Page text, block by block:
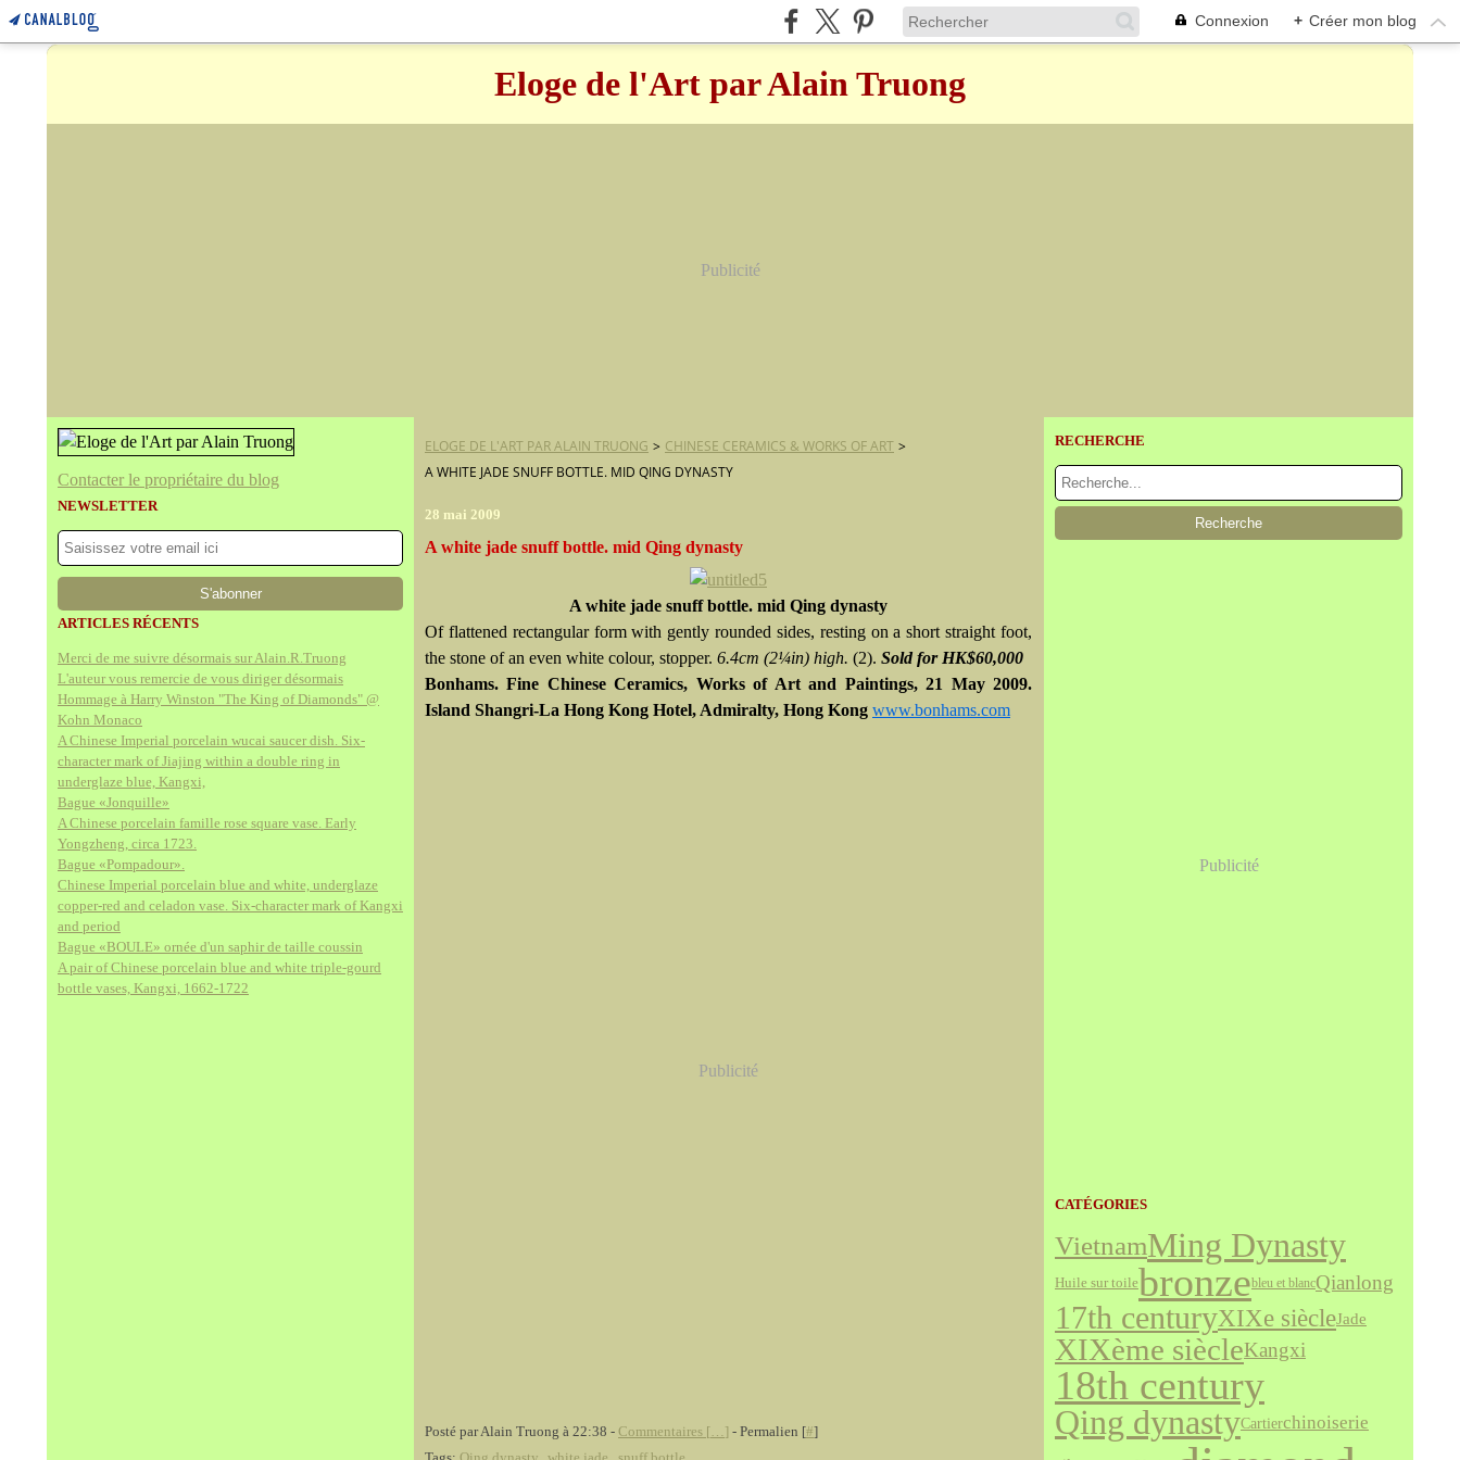
Connexion + Créer mon blog
Eloge de l'Art par Alain Truong
Publicité
Contacter le propriétaire du blog
NEWSLETTER
ARTICLES RÉCENTS
Merci de me suivre désormais sur Alain.R.Truong
L'auteur vous remercie de vous diriger désormais
Hommage à Harry Winston "The King of Diamonds" @
Kohn Monaco
A Chinese Imperial porcelain wucai saucer dish. Six-
character mark of Jiajing within a double ring in
underglaze blue, Kangxi,
Bague «Jonquille»
A Chinese porcelain famille rose square vase. Early
Yongzheng, circa 1723.
Bague «Pompadour».
Chinese Imperial porcelain blue and white, underglaze
copper-red and celadon vase. Six-character mark of Kangxi
and period
Bague «BOULE» ornée d'un saphir de taille coussin
A pair of Chinese porcelain blue and white triple-gourd
bottle vases, Kangxi, 1662-1722
ELOGE DE L'ART PAR ALAIN TRUONG > CHINESE CERAMICS & WORKS OF ART >
A WHITE JADE SNUFF BOTTLE. MID QING DYNASTY
28 mai 2009
A white jade snuff bottle. mid Qing dynasty
A white jade snuff bottle. mid Qing dynasty
Of flattened rectangular form with gently rounded sides, resting on a short straight foot,
the stone of an even white colour, stopper. 6.4cm (2¼in) high. (2). Sold for HK$60,000
Bonhams. Fine Chinese Ceramics, Works of Art and Paintings, 21 May 2009.
Island Shangri-La Hong Kong Hotel, Admiralty, Hong Kong www.bonhams.com
Publicité
Posté par Alain Truong à 22:38 - Commentaires [… ] - Permalien [#]
RECHERCHE
Publicité
CATÉGORIES
VietnamMing Dynasty
Huile sur toilebronzebleu et blancQianlong
17th centuryXIXe siècleJade
XIXème siècleKangxi
18th century
Qing dynastyCartierchinoiserie